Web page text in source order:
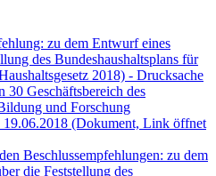
zu dem Entwurf eines
des Bundeshaushaltsplans für
2018) - Drucksache
30 Geschäftsbereich des
und Forschung
(Dokument, Link öffnet
Beschlussempfehlungen: zu dem
die Feststellung des